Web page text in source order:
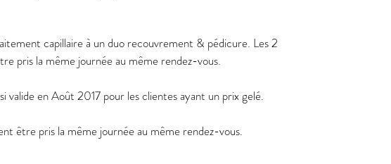
capillaire à un duo recouvrement & pédicure. Les 2
pris la même journée au même rendez-vous.
valide en Août 2017 pour les clientes ayant un prix gelé.
être pris la même journée au même rendez-vous.